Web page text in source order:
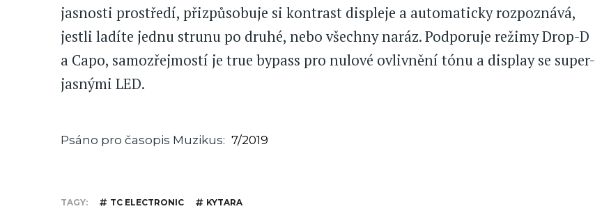
jasnosti prostředí, přizpůsobuje si kontrast displeje a automaticky rozpoznává,
jestli ladíte jednu strunu po druhé, nebo všechny naráz. Podporuje režimy Drop-D
a Capo, samozřejmostí je true bypass pro nulové ovlivnění tónu a display se super-
jasnými LED.
Psáno pro časopis Muzikus 7/2019
TAGY TC ELECTRONIC KYTARA